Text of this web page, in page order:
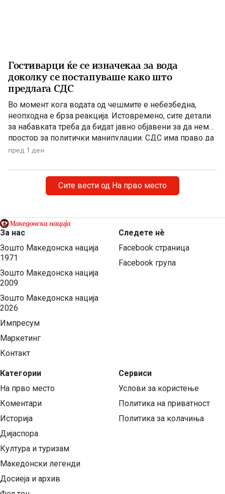
Гостиварци ќе се изначекаа за вода
доколку се постапуваше како што
предлага СДС
Во момент кога водата од чешмите е небезбедна,
неопходна е брза реакција. Истовремено, сите детали
за набавката треба да бидат јавно објавени за да нема
простор за политички манипулации. СДС има право да
бара отчетност, но останува прашањето дали во ваква
чекаат да заврши тендерската постапка додека се
соочуваат […]
пред 1 ден
Сите вести од На прво место
За нас
Зошто Македонска нација
1971
Зошто Македонска нација
2009
Зошто Македонска нација
2026
Импресум
Маркетинг
Контакт
Категории
На прво место
Коментари
Историја
Дијаспора
Култура и туризам
Македонски легенди
Досиеја и архив
Следете нѐ
Facebook страница
Facebook група
Сервиси
Услови за користење
Политика на приватност
Политика за колачиња